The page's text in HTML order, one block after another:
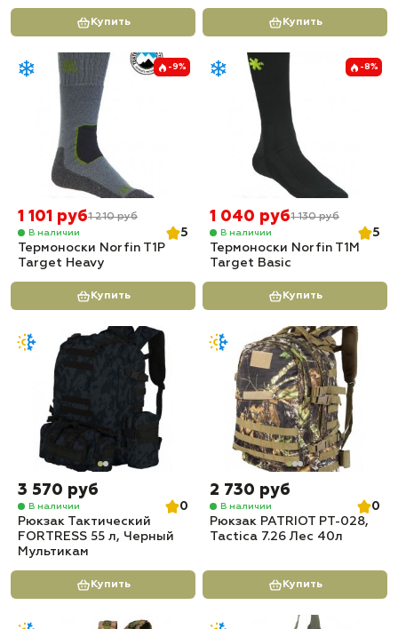
Купить Купить
-9%
1 101 руб1 210 руб
В наличии
5
Термоноски Norfin T1P
Target Heavy
Купить
-8%
1 040 руб1 130 руб
В наличии
5
Термоноски Norfin T1M
Target Basic
Купить
3 570 руб
В наличии
0
Рюкзак Тактический
FORTRESS 55 л, Черный
Мультикам
Купить
2 730 руб
В наличии
0
Рюкзак PATRIOT РТ-028,
Tactica 7.26 Лес 40л
Купить